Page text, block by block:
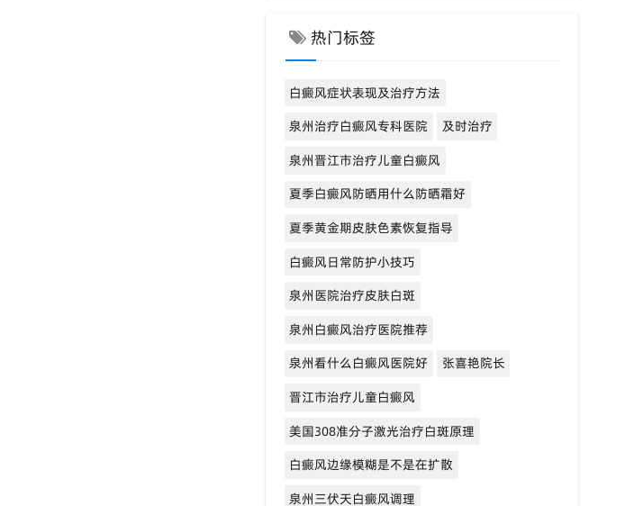
热门标签
白癜风症状表现及治疗方法
泉州治疗白癜风专科医院
及时治疗
泉州晋江市治疗儿童白癜风
夏季白癜风防晒用什么防晒霜好
夏季黄金期皮肤色素恢复指导
白癜风日常防护小技巧
泉州医院治疗皮肤白斑
泉州白癜风治疗医院推荐
泉州看什么白癜风医院好
张喜艳院长
晋江市治疗儿童白癜风
美国308准分子激光治疗白斑原理
白癜风边缘模糊是不是在扩散
泉州三伏天白癜风调理